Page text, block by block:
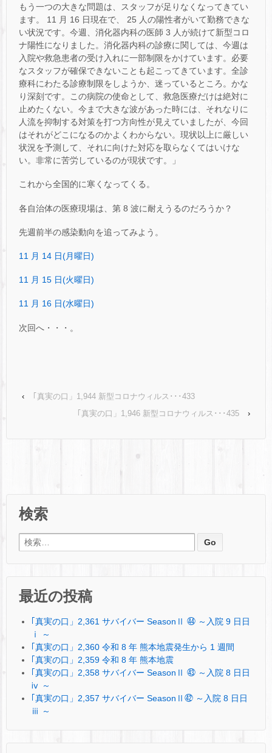
もう一つの大きな問題は、スタッフが足りなくなってきてい
ます。 11 月 16 日現在で、 25 人の陽性者がいて勤務できな
い状況です。今週、消化器内科の医師 3 人が続けて新型コロ
ナ陽性になりました。消化器内科の診療に関しては、今週は
入院や救急患者の受け入れに一部制限をかけています。必要
なスタッフが確保できないことも起こってきています。全診
療科にわたる診療制限をしようか、迷っているところ。かな
り深刻です。この病院の使命として、救急医療だけは絶対に
止めたくない。今まで大きな波があった時には、それなりに
人流を抑制する対策を打つ方向性が見えていましたが、今回
はそれがどこになるのかよくわからない。現状以上に厳しい
状況を予測して、それに向けた対応を取らなくてはいけな
い。非常に苦労しているのが現状です。」
これから全国的に寒くなってくる。
各自治体の医療現場は、第 8 波に耐えうるのだろうか？
先週前半の感染動向を追ってみよう。
11 月 14 日(月曜日)
11 月 15 日(火曜日)
11 月 16 日(水曜日)
次回へ・・・。
‹
｢真実の口」1,944 新型コロナウィルス･･･433
｢真実の口」1,946 新型コロナウィルス･･･435
›
検索
検索:
最近の投稿
｢真実の口」2,361 サバイバー SeasonⅡ ㊹ ～入院 9 日日
ⅰ ～
｢真実の口」2,360 令和 8 年 熊本地震発生から 1 週間
｢真実の口」2,359 令和 8 年 熊本地震
｢真実の口」2,358 サバイバー SeasonⅡ ㊸ ～入院 8 日日
ⅳ ～
｢真実の口」2,357 サバイバー SeasonⅡ㊷ ～入院 8 日日
ⅲ ～